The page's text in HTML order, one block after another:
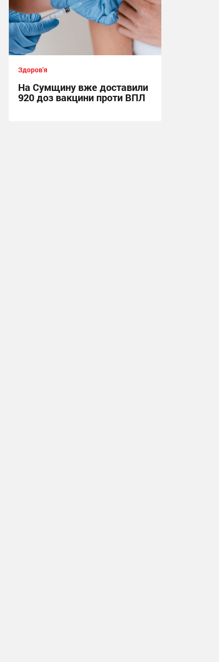
Здоров'я
На Сумщину вже доставили
920 доз вакцини проти ВПЛ